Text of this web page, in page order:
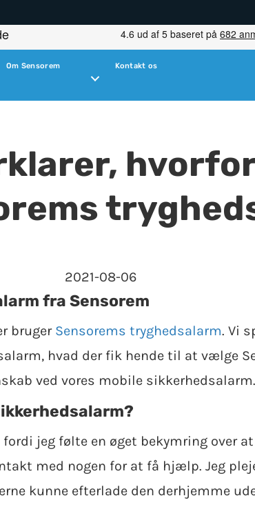
Om Sensorem Kontakt os
2021-08-06
fra Sensorem
bruger Sensorems tryghedsalarm. Vi
hvad der fik hende til at vælge
ved vores mobile sikkerhedsalarm.
jeg følte en øget bekymring over
med nogen for at få hjælp. Jeg
kunne efterlade den derhjemme